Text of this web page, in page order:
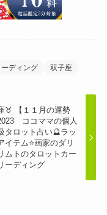
ーディング 双子座
♉️ 【１１月の運勢
ココママの個人
タロット占い🔮ラッ
イテム⭐画家のダリ
ムトのタロットカー
ーディング